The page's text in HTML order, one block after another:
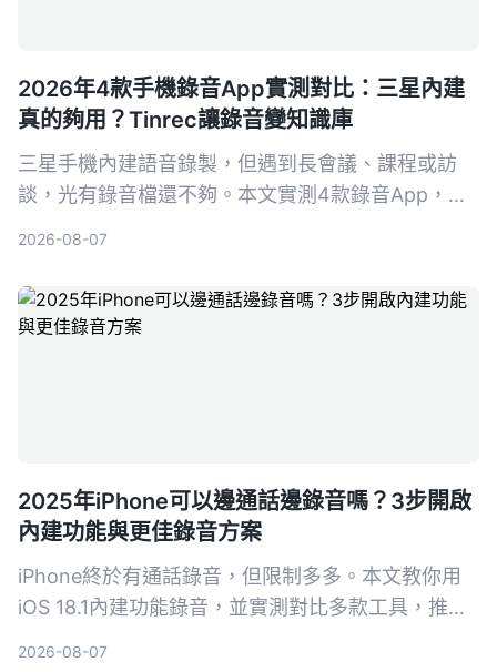
2026年4款手機錄音App實測對比：三星內建
真的夠用？Tinrec讓錄音變知識庫
三星手機內建語音錄製，但遇到長會議、課程或訪
談，光有錄音檔還不夠。本文實測4款錄音App，從
2026-08-07
2025年iPhone可以邊通話邊錄音嗎？3步開啟
內建功能與更佳錄音方案
iPhone終於有通話錄音，但限制多多。本文教你用
iOS 18.1內建功能錄音，並實測對比多款工具，推薦
2026-08-07